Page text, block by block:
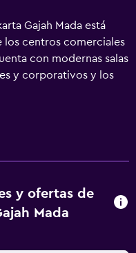
Gajah Mada está
los centros comerciales
con modernas salas
y corporativos y los
de exquisitas comidas
de completas
y ofertas de
Mada